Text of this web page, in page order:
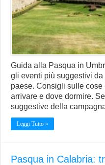
Guida alla Pasqua in
gli eventi più suggestivi
paese. Consigli sulle cose
arrivare e dove dormire.
suggestive della
Leggi Tutto »
Pasqua in Calabria: